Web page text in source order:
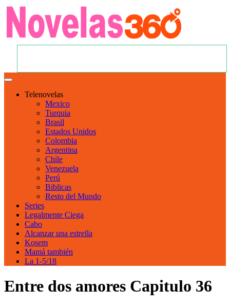
Telenovelas
Mexico
Turquia
Brasil
Estados Unidos
Colombia
Argentina
Chile
Venezuela
Perú
Biblicas
Resto del Mundo
Series
Legalmente Ciega
Cabo
Alcanzar una estrella
Kosem
Mamá también
La 1-5/18
Entre dos amores Capitulo 36